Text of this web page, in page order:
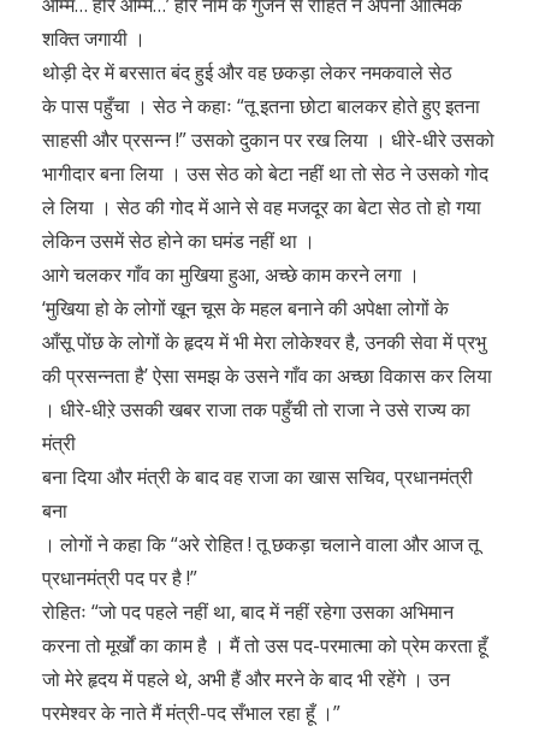
शक्ति जगायी ।
थोड़ी देर में बरसात बंद हुई और वह छकड़ा लेकर नमकवाले सेठ
के पास पहुँचा । सेठ ने कहाः “तू इतना छोटा बालकर होते हुए इतना
साहसी और प्रसन्न !” उसको दुकान पर रख लिया । धीरे-धीरे उसको
भागीदार बना लिया । उस सेठ को बेटा नहीं था तो सेठ ने उसको गोद
ले लिया । सेठ की गोद में आने से वह मजदूर का बेटा सेठ तो हो गया
लेकिन उसमें सेठ होने का घमंड नहीं था ।
आगे चलकर गाँव का मुखिया हुआ, अच्छे काम करने लगा ।
‘मुखिया हो के लोगों खून चूस के महल बनाने की अपेक्षा लोगों के
आँसू पोंछ के लोगों के हृदय में भी मेरा लोकेश्वर है, उनकी सेवा में प्रभु
की प्रसन्नता है’ ऐसा समझ के उसने गाँव का अच्छा विकास कर लिया
। धीरे-धीऱे उसकी खबर राजा तक पहुँची तो राजा ने उसे राज्य का
मंत्री
बना दिया और मंत्री के बाद वह राजा का खास सचिव, प्रधानमंत्री
बना
। लोगों ने कहा कि “अरे रोहित ! तू छकड़ा चलाने वाला और आज तू
प्रधानमंत्री पद पर है !”
रोहितः “जो पद पहले नहीं था, बाद में नहीं रहेगा उसका अभिमान
करना तो मूर्खों का काम है । मैं तो उस पद-परमात्मा को प्रेम करता हूँ
जो मेरे हृदय में पहले थे, अभी हैं और मरने के बाद भी रहेंगे । उन
परमेश्वर के नाते मैं मंत्री-पद सँभाल रहा हूँ ।”